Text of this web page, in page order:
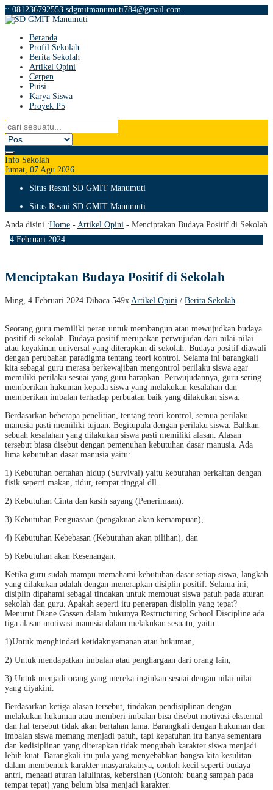
:: 081236792553 sdgmitmanumuti784@gmail.com
Beranda
Profil Sekolah
Berita Sekolah
Artikel Opini
Cerpen
Puisi
Karya Siswa
Proyek P5
Info Sekolah
Jumat, 07 Agu 2026
Situs Resmi SD GMIT Manumuti
Situs Resmi SD GMIT Manumuti
Anda disini :Home - Artikel Opini - Menciptakan Budaya Positif di Sekolah
4 Februari 2024
Menciptakan Budaya Positif di Sekolah
Ming, 4 Februari 2024 Dibaca 549x Artikel Opini / Berita Sekolah
Seorang guru memiliki peran untuk membangun atau mewujudkan budaya
positif di sekolah. Budaya positif merupakan perwujudan dari nilai-nilai
atau keyakinan universal yang diterapkan di sekolah. Budaya positif diawali
dengan perubahan paradigma tentang teori kontrol. Selama ini barangkali
kita sebagai guru merasa berkewajiban mengontrol perilaku siswa agar
memiliki perilaku sesuai yang guru harapkan. Perwujudannya, guru sering
memberikan hukuman kepada siswa yang melakukan kesalahan dan
memberikan imbalan terhadap perbuatan baik yang dilakukan siswa.
Berdasarkan beberapa penelitian, tentang teori kontrol, semua perilaku
manusia pasti memiliki tujuan. Begitupula dengan perilaku siswa. Bahkan
sebuah kesalahan yang dilakukan siswa pasti memiliki alasan. Alasan
tersebut biasa disebut dengan pemenuhan kebutuhan dasar manusia. Ada
lima kebutuhan dasar manusia yaitu:
1) Kebutuhan bertahan hidup (Survival) yaitu kebutuhan berkaitan dengan
fisik seperti makan, tidur, tempat tinggal dll.
2) Kebutuhan Cinta dan kasih sayang (Penerimaan).
3) Kebutuhan Penguasaan (pengakuan akan kemampuan),
4) Kebutuhan Kebebasan (Kebutuhan akan pilihan), dan
5) Kebutuhan akan Kesenangan.
Ketika guru sudah mampu memahami kebutuhan dasar setiap siswa, langkah
yang dilakukan adalah dengan menerapkan disiplin positif. Selama ini,
disiplin dipahami sebagai tindakan untuk membuat siswa patuh pada aturan
sekolah dan guru. Apakah seperti itu penerapan disiplin yang tepat?
Menurut Diane Gossen dalam bukunya Restructuring School Discipline ada
tiga alasan motivasi manusia dalam melakukan sesuatu, yaitu:
1)Untuk menghindari ketidaknyamanan atau hukuman,
2) Untuk mendapatkan imbalan atau penghargaan dari orang lain,
3) Untuk menjadi orang yang mereka inginkan sesuai dengan nilai-nilai
yang diyakini.
Berdasarkan ketiga alasan tersebut, tindakan pendisiplinan dengan
melakukan hukuman atau memberi imbalan bisa disebut motivasi eksternal
dan hal tersebut tidak akan bertahan lama. Barangkali dengan hukuman dan
imbalan siswa memang menjadi patuh, tapi kepatuhan itu hanya sementara
dan kedisiplinan yang diterapkan tidak mengubah karakter siswa menjadi
lebih kuat. Barangkali itu pula yang menyebabkan bangsa kita kesulitan
dalam membentuk karakter masyarakatnya, contoh kecil seperti budaya
antri, menaati aturan lalulintas, kebersihan (Contoh: buang sampah pada
tempat tepat) yang belum bisa menjadi karakter.